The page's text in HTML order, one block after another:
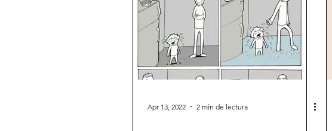
Apr 13, 2022 2 min de lectura